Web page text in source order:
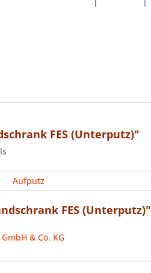
FES (Unterputz)"
Aufputz
FES (Unterputz)"
& Co. KG